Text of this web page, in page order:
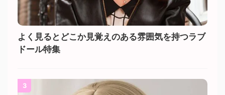
よく見るとどこか見覚えのある雰囲気を持つラブ
ドール特集
3